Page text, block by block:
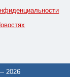
—2026